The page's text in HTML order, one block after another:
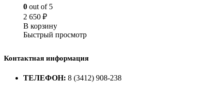
0 out of 5
2 650 ₽
В корзину
Быстрый просмотр
Контактная информация
ТЕЛЕФОН: 8 (3412) 908-238